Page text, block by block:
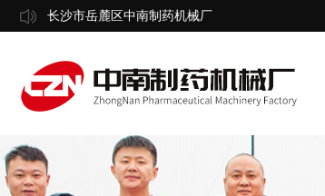
长沙市岳麓区中南制药机械厂